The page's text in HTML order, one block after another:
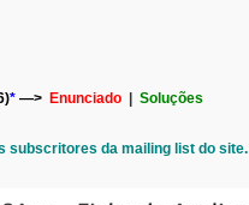
* —> Enunciado | Soluções
subscritores da mailing list do site.